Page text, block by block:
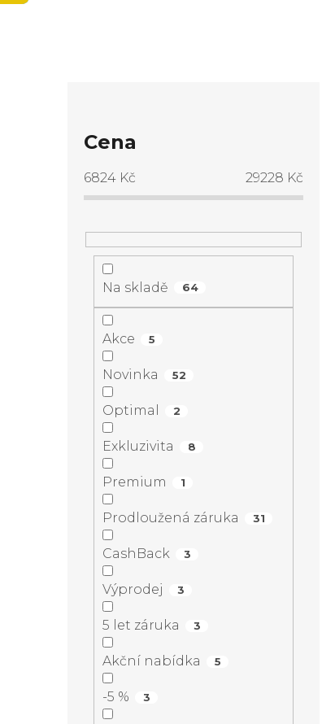
oCena
6824 Kč 29228 Kč
Na skladě 64
Akce 5
Novinka 52
Optimal 2
Exkluzivita 8
Premium 1
Prodloužená záruka 31
CashBack 3
Výprodej 3
5 let záruka 3
Akční nabídka 5
-5 % 3